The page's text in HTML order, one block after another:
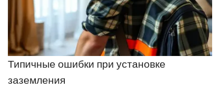
Типичные ошибки при установке
заземления